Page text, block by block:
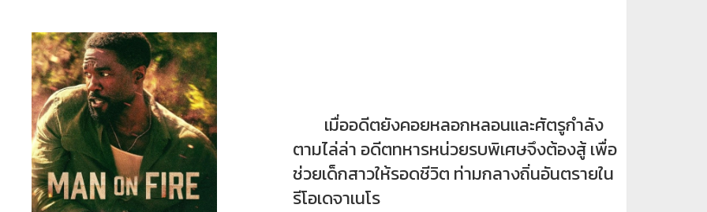
เมื่ออดีตยังคอยหลอกหลอนและศัตรูกำลัง
ตามไล่ล่า อดีตทหารหน่วยรบพิเศษจึงต้องสู้ เพื่อ
ช่วยเด็กสาวให้รอดชีวิต ท่ามกลางถิ่นอันตรายใน
รีโอเดจาเนโร